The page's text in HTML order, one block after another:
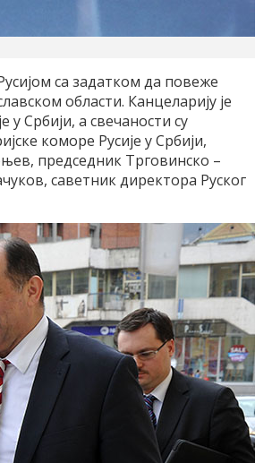
са задатком да повеже
области. Канцеларију је
Србији, а свечаности су
коморе Русије у Србији,
председник Трговинско –
саветник директора Руског